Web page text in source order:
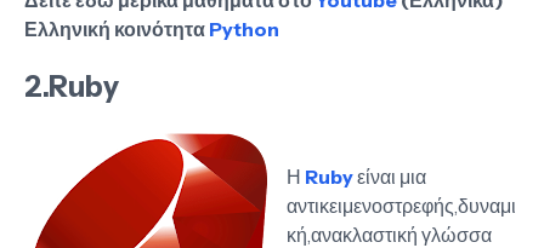
Ελληνική κοινότητα Python
2.Ruby
Η Rubyείναι μια
αντικειμενοστρεφής,δυναμι
κή,ανακλαστική γλώσσα